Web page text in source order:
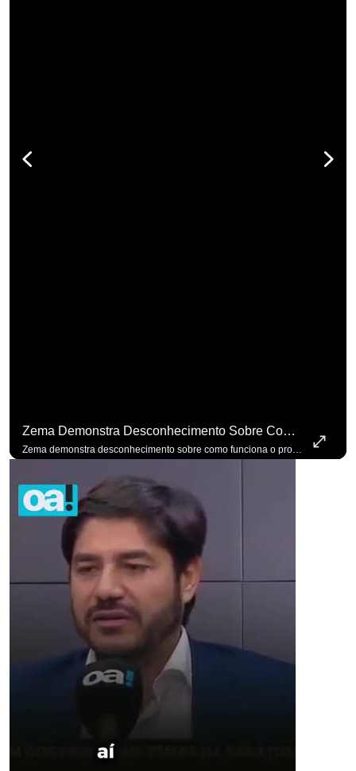
Zema Demonstra Desconhecimento Sobre Como Funciona O Processo De Mudança Das Leis. #OAntagonista
Zema demonstra desconhecimento sobre como funciona o processo de mudança das leis. #OAntagonista Se você busca informação com credibilidade, inscreva-se agora e ative o